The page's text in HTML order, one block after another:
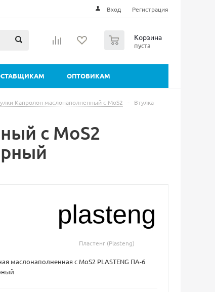
Вход Регистрация
Корзина
пуста
ОПТОВИКАМ
Капролон маслонаполненный с MoS2 -
Втулка
с MoS2
Пластенг (Plasteng)
маслонаполненная с MoS2 PLASTENG ПА-6